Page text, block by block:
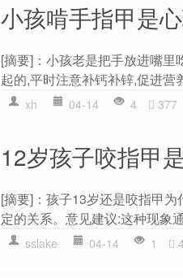
小孩啃手指甲是
[摘要]：小孩老是把手放进嘴
起的,平时注意补钙补锌,促进营
xh 04-14 4 377
12岁孩子咬指甲
[摘要]：孩子13岁还是咬指甲
定的关系。意见建议:这种现象
sslake 04-14 1